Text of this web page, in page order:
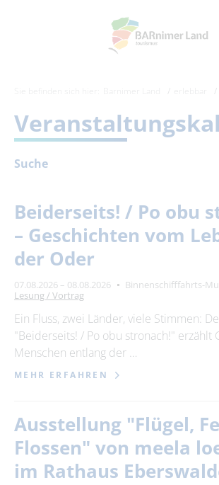
Suche
August 2026
Mo Di Mi Do Fr
3
4
10
11 12 13 14
17
18 19 20 21
24
25 26 27 28
Zeitraum
von
Beiderseits! / Po obu
– Geschichten vom
der Oder
07.08.2026 – 08.08.2026
Binnenschifffahrts-
Lesung / Vortrag
Ein Fluss, zwei Länder, viele Stimmen:
"Beiderseits! / Po obu stronach!" erzählt
Menschen entlang der …
MEHR ERFAHREN
Ausstellung "Flügel,
Flossen" von meela
im Rathaus